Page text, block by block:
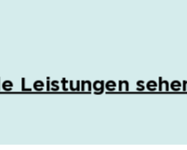
Leistungen